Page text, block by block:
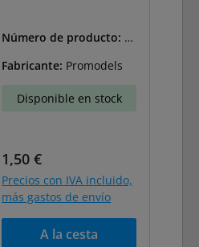
Número de producto: G
Fabricante: Promodels
Disponible en stock
Precio normal:
1,50 €
Precios con IVA incluido,
más gastos de envío
A la cesta